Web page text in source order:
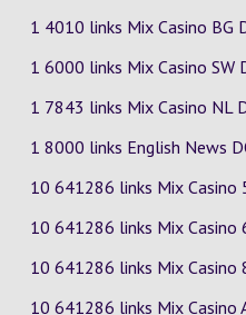
1 4010 links Mix Casino BG
1 6000 links Mix Casino SW
1 7843 links Mix Casino NL
1 8000 links English News
10 641286 links Mix Casino
10 641286 links Mix Casino
10 641286 links Mix Casino
10 641286 links Mix Casino